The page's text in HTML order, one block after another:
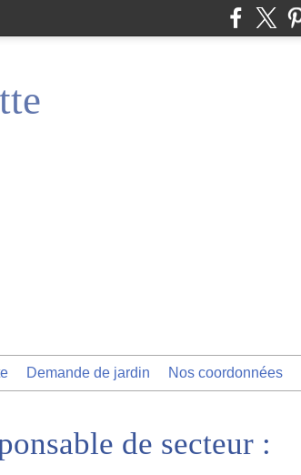
Demande de jardin Nos coordonnées
de secteur :